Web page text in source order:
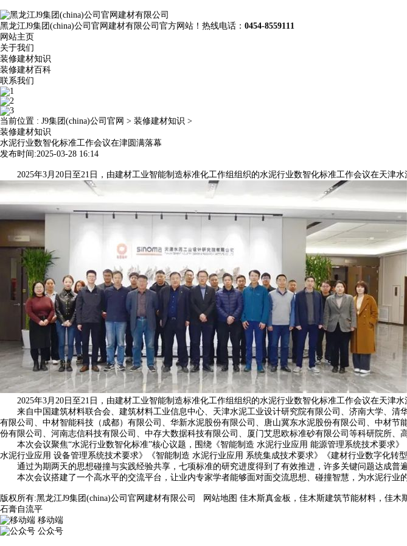
黑龙江J9集团(china)公司官网建材有限公司官方网站！热线电话： 0454-8559111
网站主页
关于我们
装修建材知识
装修建材百科
联系我们
当前位置 : J9集团(china)公司官网 > 装修建材知识 >
装修建材知识
水泥行业数智化标准工作会议在津圆满落幕
发布时间:2025-03-28 16:14
2025年3月20日至21日，由建材工业智能制造标准化工作组组织的水泥行业数智化标准工作会议在天津水
2025年3月20日至21日，由建材工业智能制造标准化工作组组织的水泥行业数智化标准工作会议在天津水
来自中国建筑材料联合会、建筑材料工业信息中心、天津水泥工业设计研究院有限公司、济南大学、清
有限公司、中材智能科技（成都）有限公司、华新水泥股份有限公司、唐山冀东水泥股份有限公司、中材
份有限公司、河南志信科技有限公司、中存大数据科技有限公司、厦门艾思欧标准砂有限公司等科研院所、
本次会议聚焦“水泥行业数智化标准”核心议题，围绕《智能制造 水泥行业应用 能源管理系统技术要求
水泥行业应用 设备管理系统技术要求》《智能制造 水泥行业应用 系统集成技术要求》《建材行业数字化转
通过为期两天的思想碰撞与实践经验共享，七项标准的研究进度得到了有效推进，许多关键问题达成普
本次会议搭建了一个高水平的交流平台，让业内专家学者能够面对面交流思想、碰撞智慧，为水泥行业
版权所有:黑龙江J9集团(china)公司官网建材有限公司 网站地图 佳木斯真金板，佳木斯建筑节能材料，佳木
石膏自流平
移动端
公众号